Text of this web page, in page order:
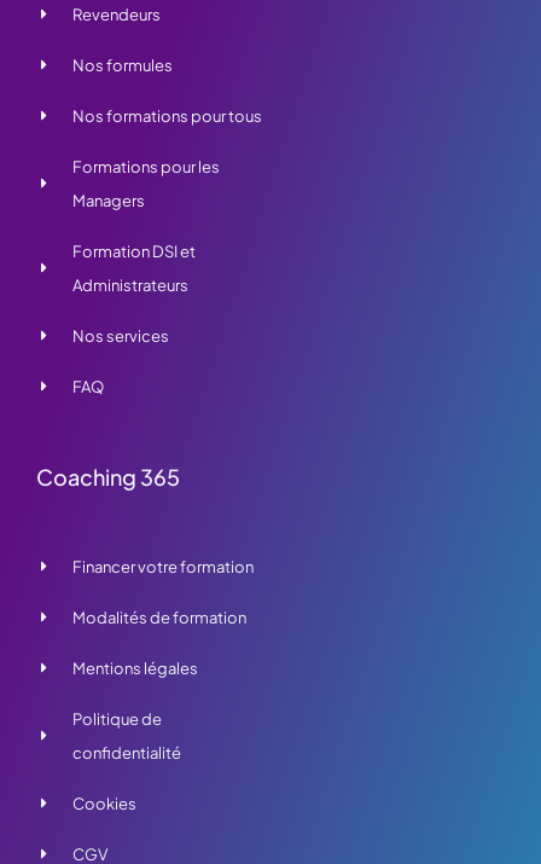
Revendeurs
Nos formules
Nos formations pour tous
Formations pour les
Managers
Formation DSI et
Administrateurs
Nos services
FAQ
Coaching 365
Financer votre formation
Modalités de formation
Mentions légales
Politique de
confidentialité
Cookies
CGV